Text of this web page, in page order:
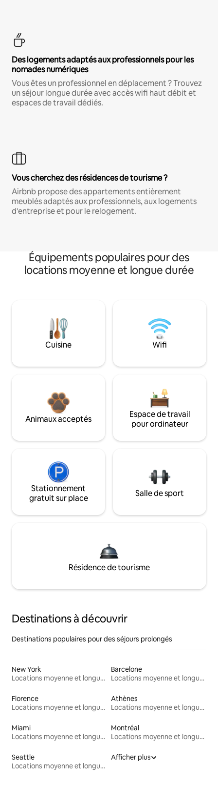
Des logements adaptés aux professionnels pour les
nomades numériques
Vous êtes un professionnel en déplacement ? Trouvez
un séjour longue durée avec accès wifi haut débit et
espaces de travail dédiés.
Vous cherchez des résidences de tourisme ?
Airbnb propose des appartements entièrement
meublés adaptés aux professionnels, aux logements
d'entreprise et pour le relogement.
Équipements populaires pour des
locations moyenne et longue durée
Cuisine Wifi
Animaux acceptés
Espace de travail
pour ordinateur
Stationnement
gratuit sur place
Salle de sport
Résidence de tourisme
Destinations à découvrir
Destinations populaires pour des séjours prolongés
New York
Locations moyenne et longue durée
Barcelone
Locations moyenne et longue durée
Florence
Locations moyenne et longue durée
Athènes
Locations moyenne et longue durée
Miami
Locations moyenne et longue durée
Montréal
Locations moyenne et longue durée
Seattle
Locations moyenne et longue durée
Afficher plus